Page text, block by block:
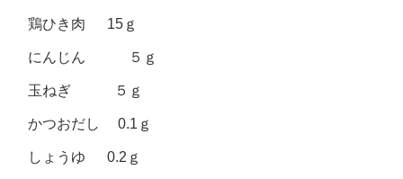
鶏ひき肉 15ｇ
にんじん ５ｇ
玉ねぎ ５ｇ
かつおだし 0.1ｇ
しょうゆ 0.2ｇ